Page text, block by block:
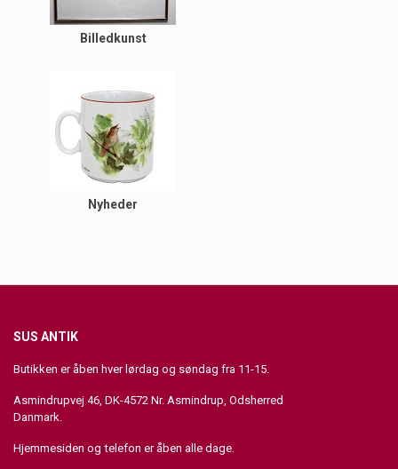
Billedkunst
Nyheder
SUS ANTIK
Butikken er åben hver lørdag og søndag fra 11-15.
Asmindrupvej 46, DK-4572 Nr. Asmindrup, Odsherred
Danmark.
Hjemmesiden og telefon er åben alle dage.